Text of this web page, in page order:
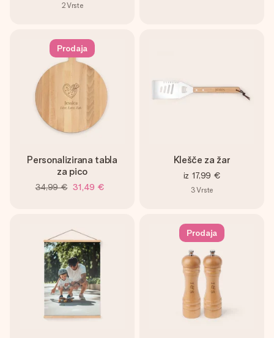
2Vrste
Prodaja
Personalizirana tabla
za pico
34,99 € 31,49 €
Klešče za žar
iz 17,99 €
3Vrste
Prodaja